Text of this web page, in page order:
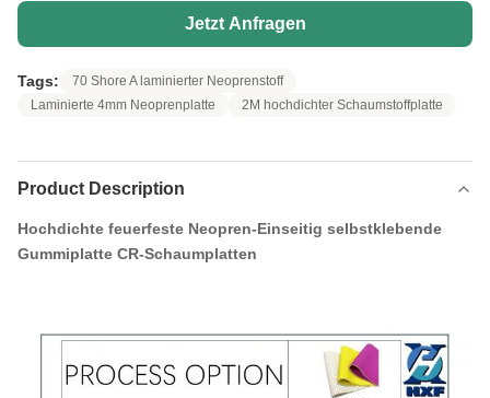
Jetzt Anfragen
Tags:
70 Shore A laminierter Neoprenstoff
Laminierte 4mm Neoprenplatte
2M hochdichter Schaumstoffplatte
Product Description
Hochdichte feuerfeste Neopren-Einseitig selbstklebende
Gummiplatte CR-Schaumplatten